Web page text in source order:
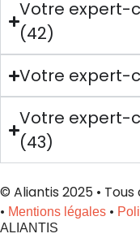
Votre expert-
(42)
Votre expert-
Votre expert-
(43)
© Aliantis 2025 •
• Mentions légales •
ALIANTIS